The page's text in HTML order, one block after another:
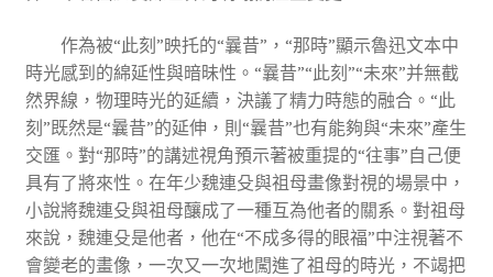
作為被“此刻”映托的“曩昔”，“那時”顯示魯迅文本中
時光感到的綿延性與暗昧性。“曩昔”“此刻”“未來”并無截
然界線，物理時光的延續，決議了精力時態的融合。“此
刻”既然是“曩昔”的延伸，則“曩昔”也有能夠與“未來”產生
交匯。對“那時”的講述視角預示著被重提的“往事”自己便
具有了將來性。在年少魏連殳與祖母畫像對視的場景中，
小說將魏連殳與祖母釀成了一種互為他者的關系。對祖母
來說，魏連殳是他者，他在“不成多得的眼福”中注視著不
會變老的畫像，一次又一次地闖進了祖母的時光，不竭把